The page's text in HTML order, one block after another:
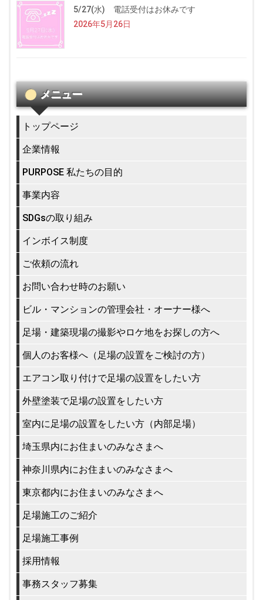
5/27(水) 電話受付はお休みです
2026年5月26日
メニュー
トップページ
企業情報
PURPOSE 私たちの目的
事業内容
SDGsの取り組み
インボイス制度
ご依頼の流れ
お問い合わせ時のお願い
ビル・マンションの管理会社・オーナー様へ
足場・建築現場の撮影やロケ地をお探しの方へ
個人のお客様へ（足場の設置をご検討の方）
エアコン取り付けで足場の設置をしたい方
外壁塗装で足場の設置をしたい方
室内に足場の設置をしたい方（内部足場）
埼玉県内にお住まいのみなさまへ
神奈川県内にお住まいのみなさまへ
東京都内にお住まいのみなさまへ
足場施工のご紹介
足場施工事例
採用情報
事務スタッフ募集